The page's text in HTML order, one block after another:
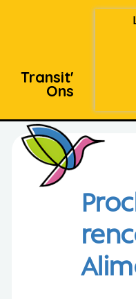
Transit'
Ons